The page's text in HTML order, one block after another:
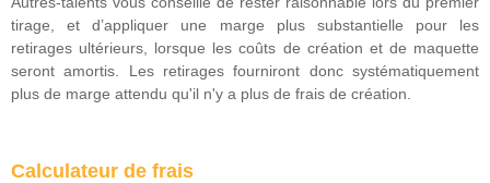
tirage, et d’appliquer une marge plus substantielle pour les
retirages ultérieurs, lorsque les coûts de création et de maquette
seront amortis. Les retirages fourniront donc systématiquement
plus de marge attendu qu'il n'y a plus de frais de création.
Calculateur de frais